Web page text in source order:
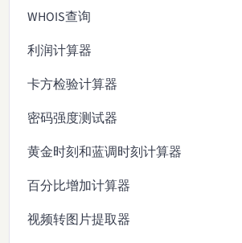
WHOIS查询
利润计算器
卡方检验计算器
密码强度测试器
黄金时刻和蓝调时刻计算器
百分比增加计算器
视频转图片提取器